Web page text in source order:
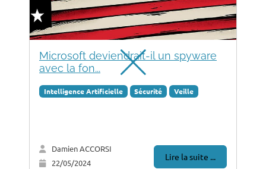
Microsoft deviendrait-il un spyware
avec la fon...
Intelligence Artificielle Sécurité Veille
Damien ACCORSI
22/05/2024
Lire la suite ...